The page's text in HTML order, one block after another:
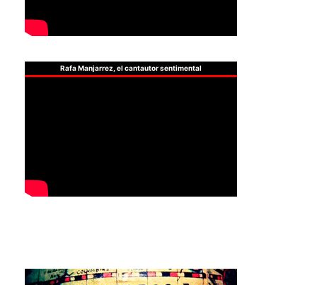
Rafa Manjarrez, el cantautor sentimental